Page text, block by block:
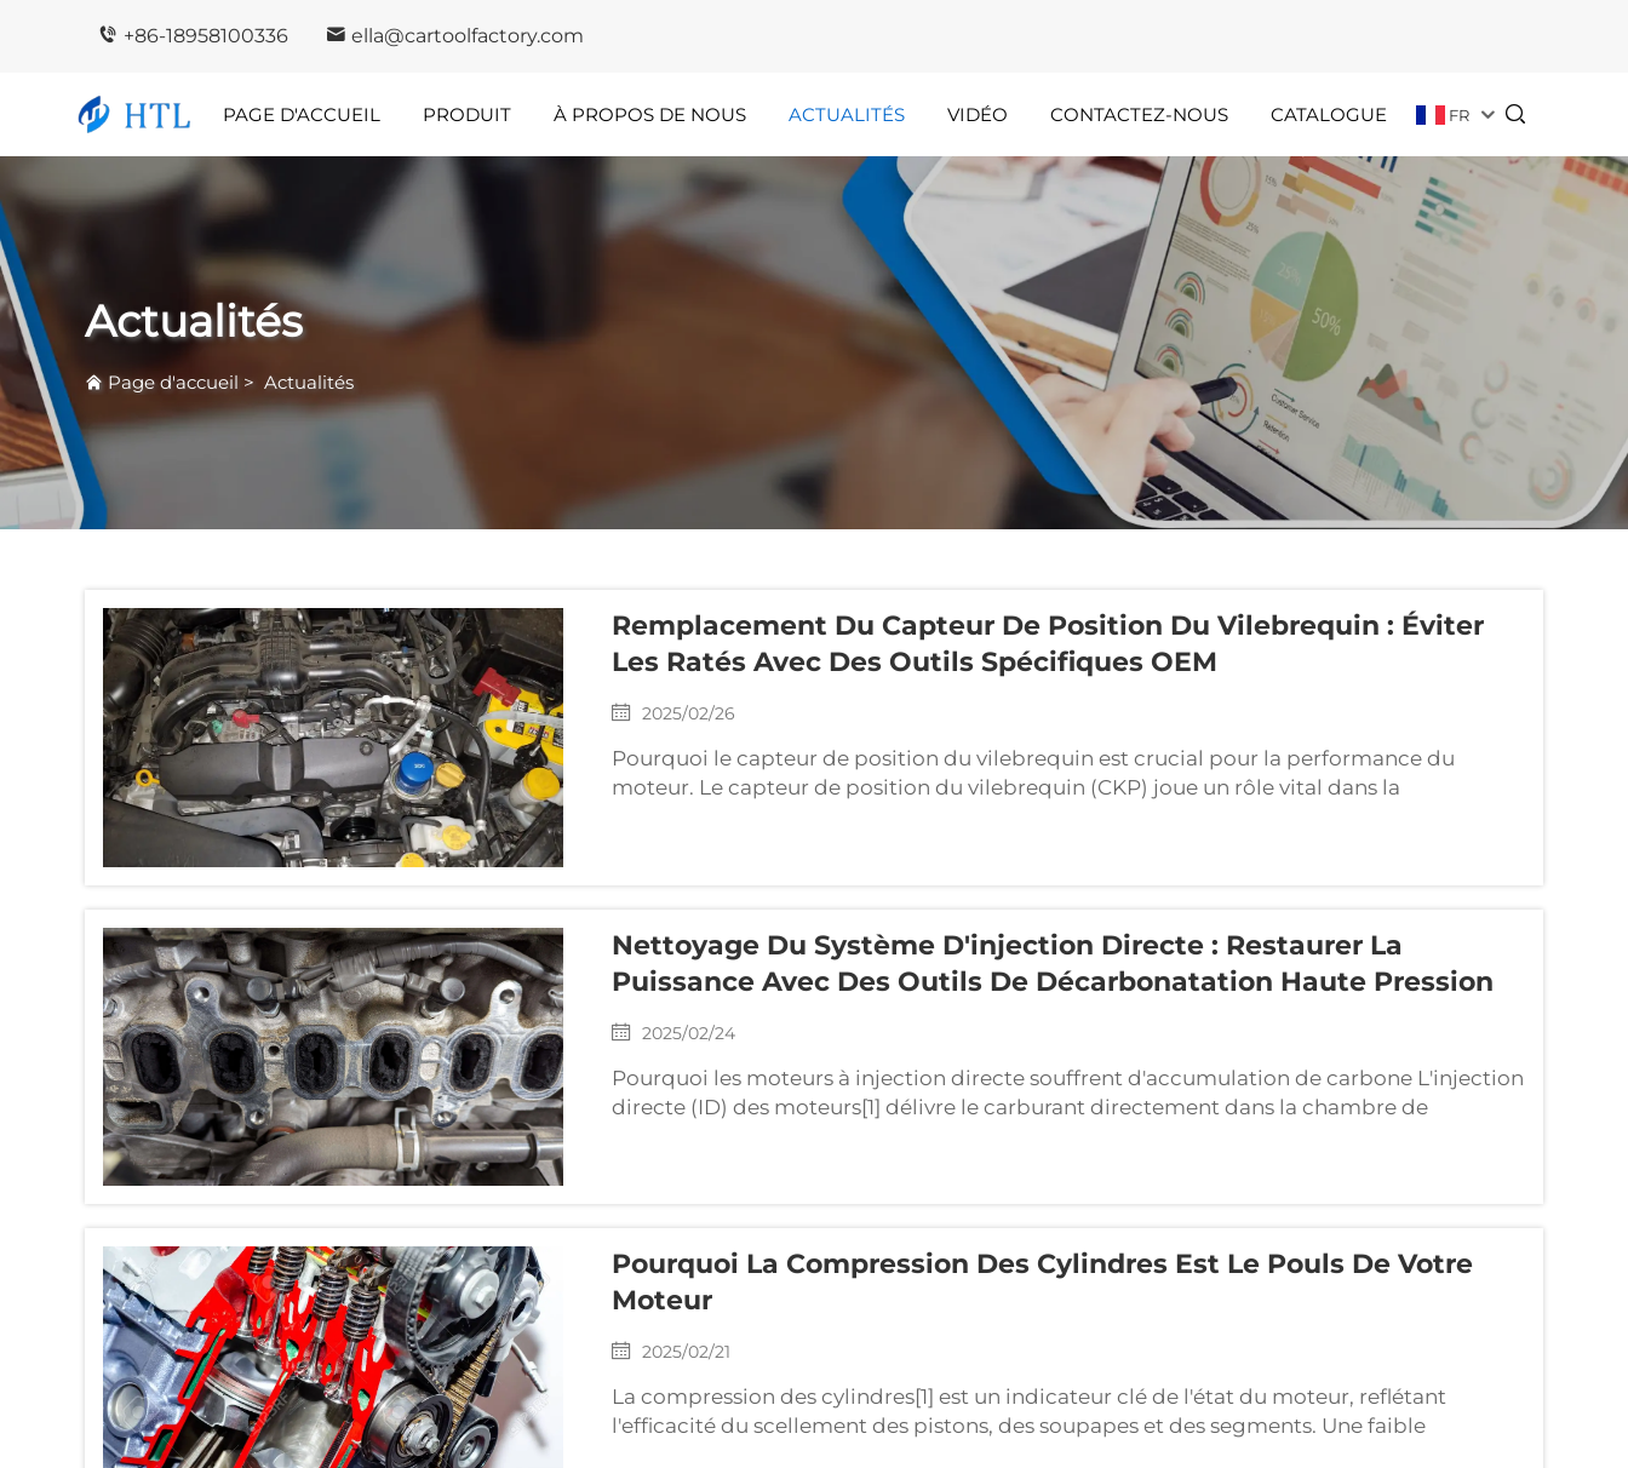
+86-18958100336 ella@cartoolfactory.com
PAGE D'ACCUEIL PRODUIT À PROPOS DE NOUS ACTUALITÉS
Points Forts De
De L'industrie
Mise En Avant
De L'équipe
Témoignages
Clients
Annonces
De Vacances
VIDÉO CONTACTEZ-NOUS CATALOGUE FR
Actualités
Page d'accueil > Actualités
Remplacement Du Capteur De Position Du Vilebrequin : Éviter
Les Ratés Avec Des Outils Spécifiques OEM
2025/02/26
Pourquoi le capteur de position du vilebrequin est crucial pour la performance du
moteur. Le capteur de position du vilebrequin (CKP) joue un rôle vital dans la
Nettoyage Du Système D'injection Directe : Restaurer La
Puissance Avec Des Outils De Décarbonatation Haute Pression
2025/02/24
Pourquoi les moteurs à injection directe souffrent d'accumulation de carbone L'injection
directe (ID) des moteurs[1] délivre le carburant directement dans la chambre de
Pourquoi La Compression Des Cylindres Est Le Pouls De Votre
Moteur
2025/02/21
La compression des cylindres[1] est un indicateur clé de l'état du moteur, reflétant
l'efficacité du scellement des pistons, des soupapes et des segments. Une faible